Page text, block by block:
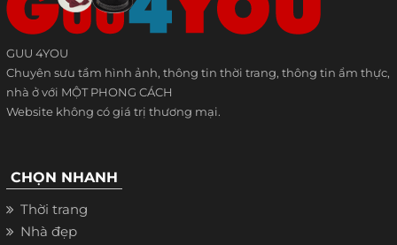
GUU 4YOU
Chuyên sưu tầm hình ảnh, thông tin thời trang, thông tin ẩm thực,
nhà ở với MỘT PHONG CÁCH
Website không có giá trị thương mại.
CHỌN NHANH
Thời trang
Nhà đẹp